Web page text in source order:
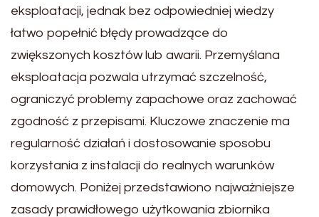
eksploatacji, jednak bez odpowiedniej wiedzy
łatwo popełnić błędy prowadzące do
zwiększonych kosztów lub awarii. Przemyślana
eksploatacja pozwala utrzymać szczelność,
ograniczyć problemy zapachowe oraz zachować
zgodność z przepisami. Kluczowe znaczenie ma
regularność działań i dostosowanie sposobu
korzystania z instalacji do realnych warunków
domowych. Poniżej przedstawiono najważniejsze
zasady prawidłowego użytkowania zbiornika